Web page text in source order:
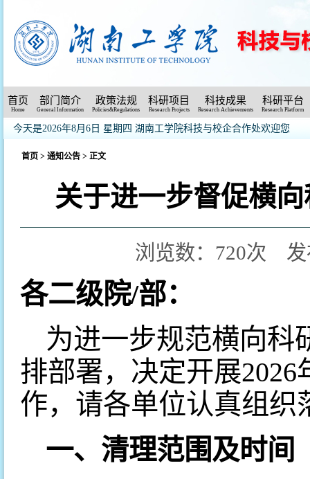
首页
Home
部门简介
General Information
政策法规
Policies&Regulations
科研项目
Research Projects
科技成果
Research Achievements
科研平台
Research Platform
今天是2026年8月6日 星期四 湖南工学院科技与校企合作处欢迎您
首页 > 通知公告 > 正文
关于进一步督促横
浏览数： 720次 发
各二级院/部：
为进一步规范横向科
排部署，决定开展
作，请各单位认真组织
一、清理范围及时间